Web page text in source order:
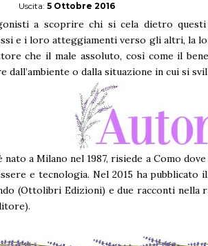
Uscita: 5 Ottobre 2016
a scoprire chi si cela dietro
e i loro atteggiamenti verso gli altri, la
che il male assoluto, così come il
dall’ambiente o dalla situazione in cui si
nato a Milano nel 1987, risiede a Como
e tecnologia. Nel 2015 ha pubblicato
(Ottolibri Edizioni) e due racconti nella